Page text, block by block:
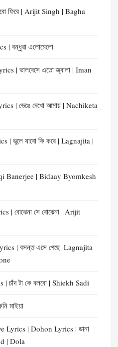
ফিরে | Arijit Singh | Bagha
| বন্ধুরা এলোমেলো
| ভালবেসে এতো জ্বালা | Iman
| ভেঙে দেখো আমায় | Nachiketa
ভুলে যাবো কি করে | Lagnajita |
Banerjee | Bidaay Byomkesh
| বোঝেনা সে বোঝেনা | Arijit
| বসন্ত এসে গেছে |Lagnajita
টা কে বলবো | Shiekh Sadi
মাইয়া
Lyrics | Dohon Lyrics | ডানা
| Dola